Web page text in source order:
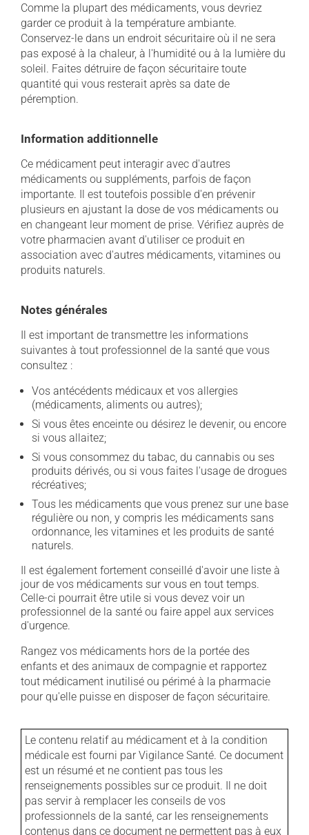
Comme la plupart des médicaments, vous devriez
garder ce produit à la température ambiante.
Conservez-le dans un endroit sécuritaire où il ne sera
pas exposé à la chaleur, à l'humidité ou à la lumière du
soleil. Faites détruire de façon sécuritaire toute
quantité qui vous resterait après sa date de
péremption.
Information additionnelle
Ce médicament peut interagir avec d'autres
médicaments ou suppléments, parfois de façon
importante. Il est toutefois possible d'en prévenir
plusieurs en ajustant la dose de vos médicaments ou
en changeant leur moment de prise. Vérifiez auprès de
votre pharmacien avant d'utiliser ce produit en
association avec d'autres médicaments, vitamines ou
produits naturels.
Notes générales
Il est important de transmettre les informations
suivantes à tout professionnel de la santé que vous
consultez :
Vos antécédents médicaux et vos allergies
(médicaments, aliments ou autres);
Si vous êtes enceinte ou désirez le devenir, ou encore
si vous allaitez;
Si vous consommez du tabac, du cannabis ou ses
produits dérivés, ou si vous faites l'usage de drogues
récréatives;
Tous les médicaments que vous prenez sur une base
régulière ou non, y compris les médicaments sans
ordonnance, les vitamines et les produits de santé
naturels.
Il est également fortement conseillé d'avoir une liste à
jour de vos médicaments sur vous en tout temps.
Celle-ci pourrait être utile si vous devez voir un
professionnel de la santé ou faire appel aux services
d'urgence.
Rangez vos médicaments hors de la portée des
enfants et des animaux de compagnie et rapportez
tout médicament inutilisé ou périmé à la pharmacie
pour qu'elle puisse en disposer de façon sécuritaire.
Le contenu relatif au médicament et à la condition
médicale est fourni par Vigilance Santé. Ce document
est un résumé et ne contient pas tous les
renseignements possibles sur ce produit. Il ne doit
pas servir à remplacer les conseils de vos
professionnels de la santé, car les renseignements
contenus dans ce document ne permettent pas à eux